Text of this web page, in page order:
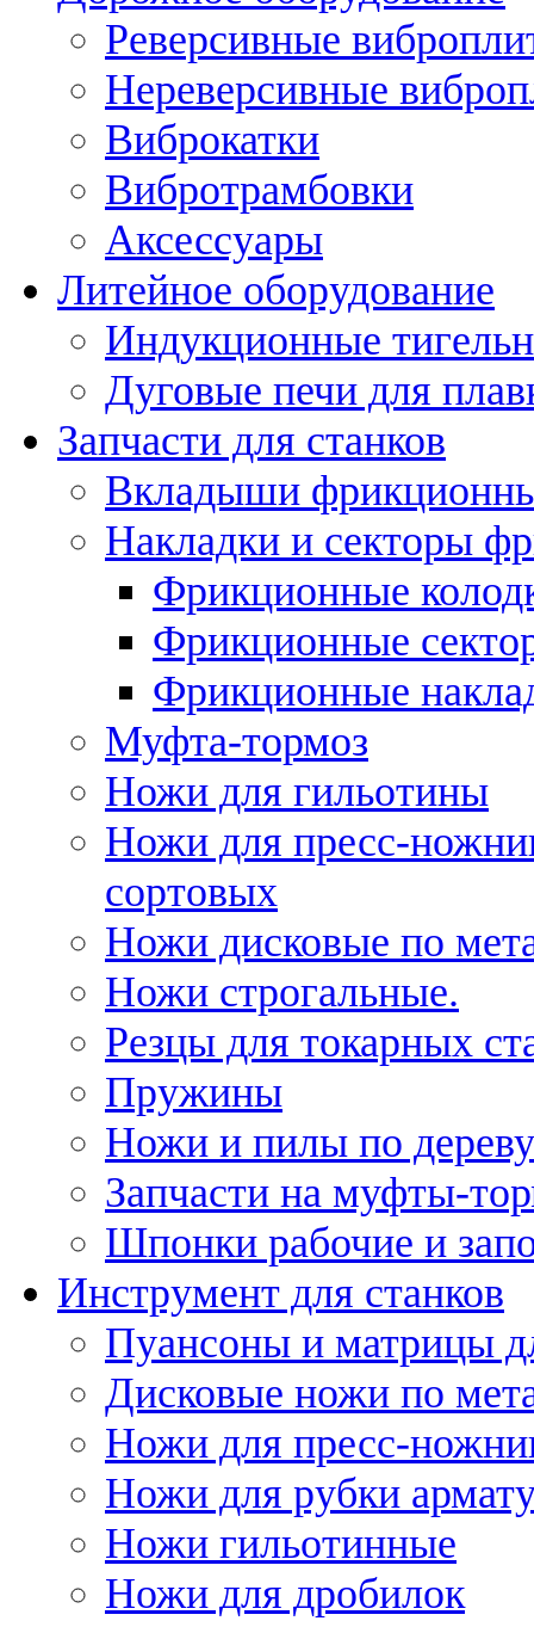
Реверсивные
Нереверсивные
Виброкатки
Вибротрамбовки
Аксессуары
Литейное оборудование
Индукционные
Дуговые печи для
Запчасти для станков
Вкладыши
Накладки и секторы
Фрикционные
Фрикционные
Фрикционные
Муфта-тормоз
Ножи для гильотины
Ножи для пресс-
сортовых
Ножи дисковые по
Ножи строгальные.
Резцы для токарных
Пружины
Ножи и пилы по дереву
Запчасти на муфты-
Шпонки рабочие и
Инструмент для станков
Пуансоны и матрицы
Дисковые ножи по
Ножи для пресс-
Ножи для рубки
Ножи гильотинные
Ножи для дробилок